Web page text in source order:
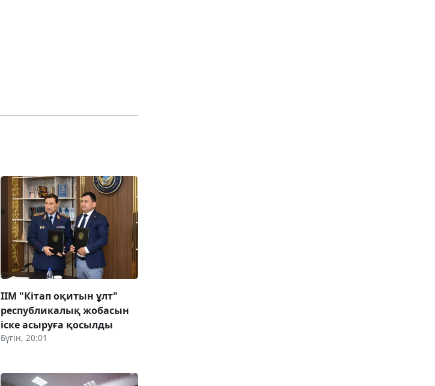
ІІМ "Кітап оқитын ұлт"
республикалық жобасын
іске асыруға қосылды
Бүгін, 20:01